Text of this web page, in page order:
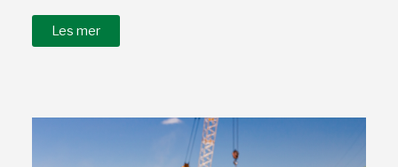
Les mer